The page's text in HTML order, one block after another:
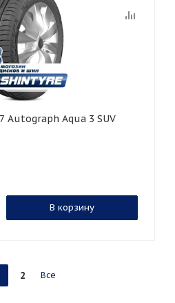
В корзину
2 Все